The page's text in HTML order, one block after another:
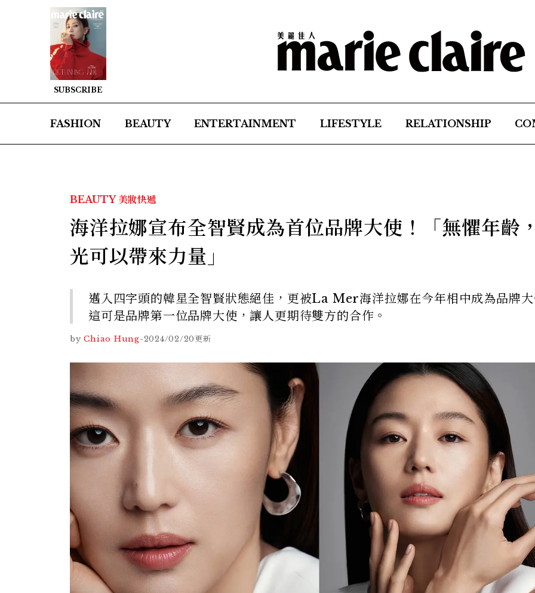
SUBSCRIBE
FASHION BEAUTY ENTERTAINMENT LIFESTYLE RELATIONSHIP
BEAUTY 美妝快遞
海洋拉娜宣布全智賢成為首位品牌大使！「無懼年齡
光可以帶來力量」
邁入四字頭的韓星全智賢狀態絕佳，更被La Mer海洋拉娜在今年相中成為品牌
這可是品牌第一位品牌大使，讓人更期待雙方的合作。
by Chiao Hung-2024/02/20更新